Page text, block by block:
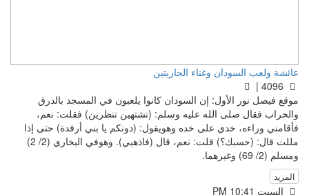
عائشة ولعب السودان وغناء الجاريتين
موقع فيصل نور الأول: إن السودان كانوا يلعبون في المسجد بالدرق
والحراب فقال صلى الله عليه وسلم: (تشتهين تنظرين) فقلت: نعم،
فأقامني وراءه، خدي على خده وهويقول: (دونكم يا بني أرفدة) حتى إذا
مللت قال: (حسبك؟) قلت: نعم، قال (فاذهبي). وهوفي البخاري (2/ 2)
ومسلم (2/ 69) وغيرهما.
المزيد
السبت PM 10:41